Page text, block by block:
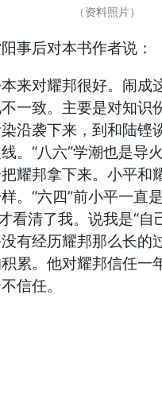
（资料照片）
后对本书作者说：
对耀邦很好。闹成
一致。主要是对知识
沿袭下来，到和陆铿
。“八六”学潮也是导
耀邦拿下来。小平和
。“六四”前小平一直
看清了我。说我是“自
有经历耀邦那么长的
累。他对耀邦信任一
信任。